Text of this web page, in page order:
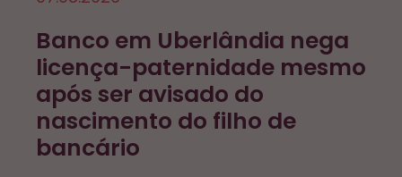
Banco em Uberlândia nega
licença-paternidade mesmo
após ser avisado do
nascimento do filho de
bancário